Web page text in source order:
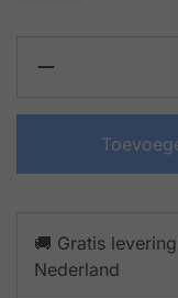
🚚 Gratis
Nederland